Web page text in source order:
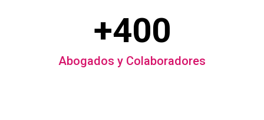
+400
Abogados y Colaboradores